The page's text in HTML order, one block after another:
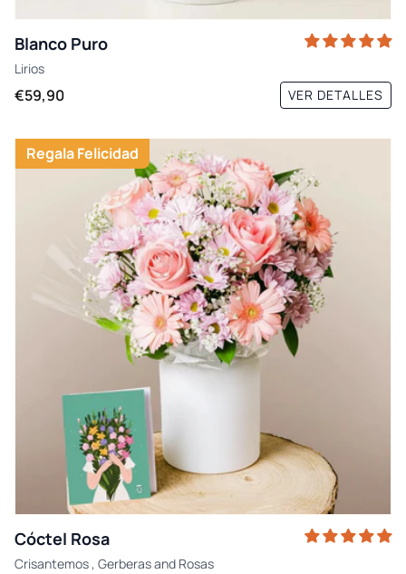
Blanco Puro
Lirios
€59,90 VER DETALLES
Regala Felicidad
Cóctel Rosa
Crisantemos, Gerberasand Rosas